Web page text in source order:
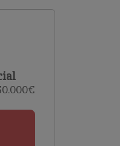
incumprimento dos